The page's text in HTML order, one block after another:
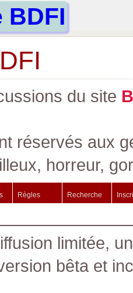
BDFI
du site B
réservés aux
horreur,
Règles Recherche
limitée,
bêta et